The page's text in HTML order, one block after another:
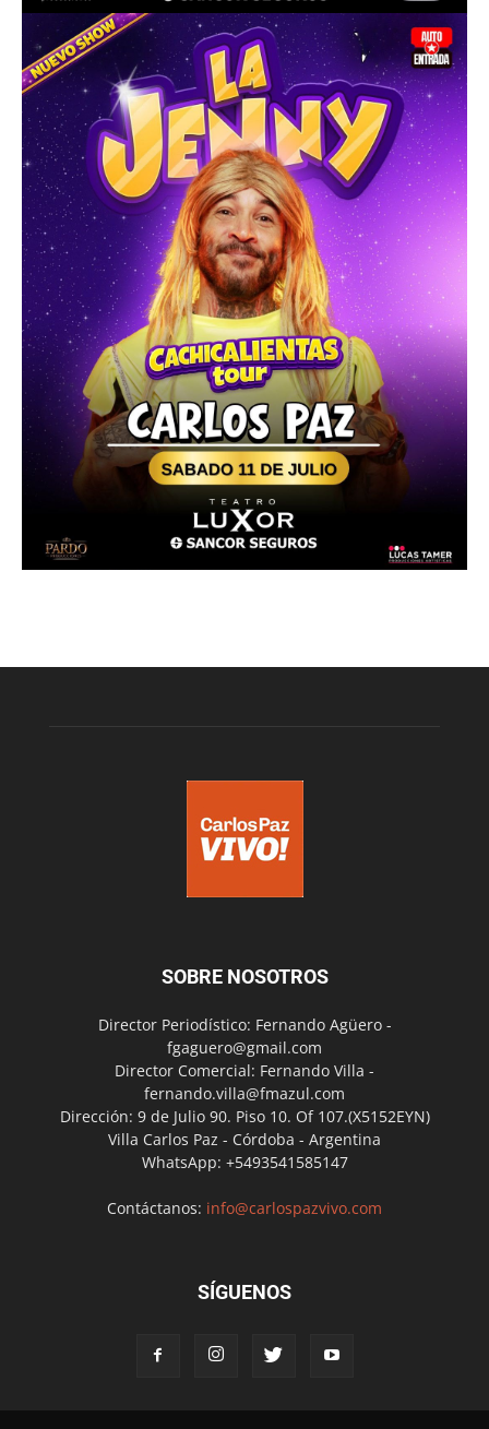
SOBRE NOSOTROS
Director Periodístico: Fernando Agüero -
fgaguero@gmail.com
Director Comercial: Fernando Villa -
fernando.villa@fmazul.com
Dirección: 9 de Julio 90. Piso 10. Of 107.(X5152EYN)
Villa Carlos Paz - Córdoba - Argentina
WhatsApp: +5493541585147
Contáctanos: info@carlospazvivo.com
SÍGUENOS